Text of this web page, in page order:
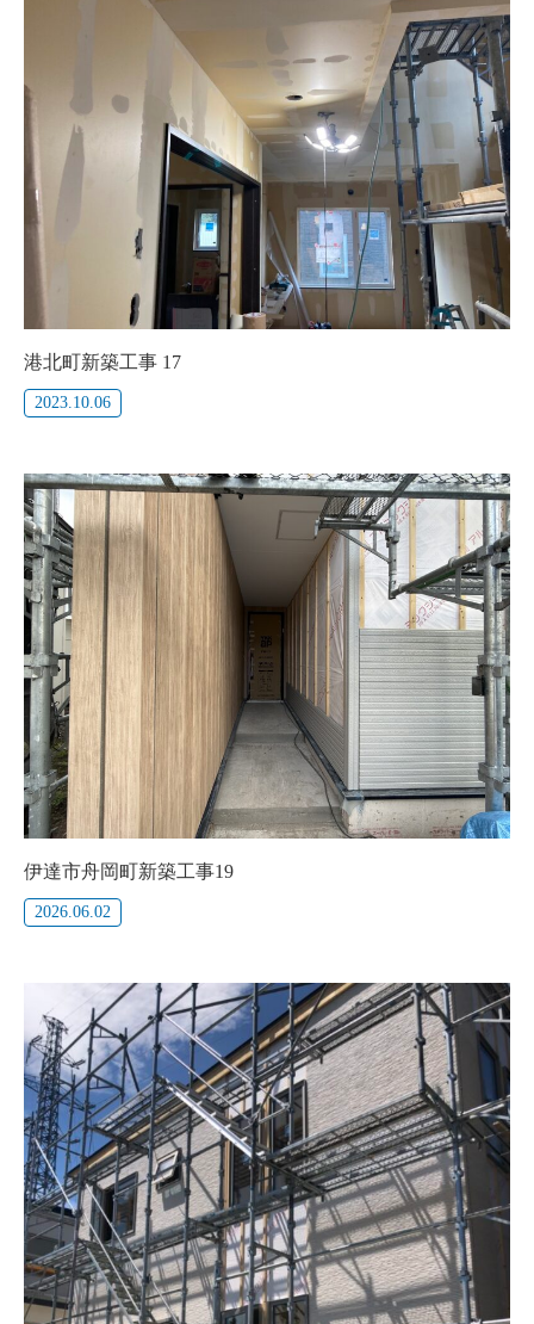
港北町新築工事 17
2023.10.06
伊達市舟岡町新築工事19
2026.06.02